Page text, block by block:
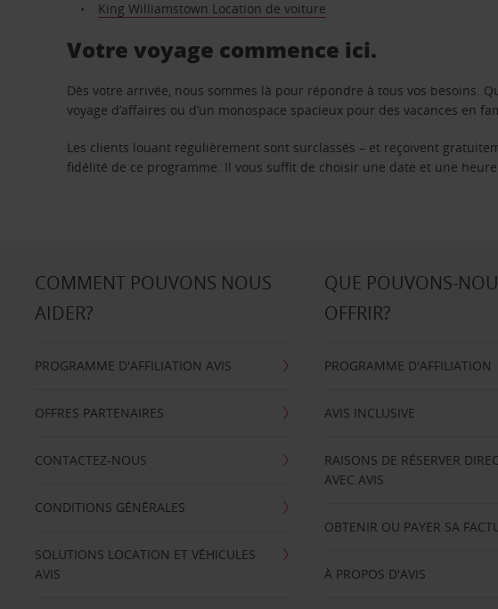
King Williamstown Location de voiture
Votre voyage commence ici.
Dès votre arrivée, nous sommes là pour répondre à tous vos besoins.
voyage d’affaires ou d’un monospace spacieux pour des vacances en
Les clients louant régulièrement sont surclassés – et reçoivent
fidélité de ce programme. Il vous suffit de choisir une date et une
COMMENT POUVONS NOUS
AIDER?
PROGRAMME D'AFFILIATION AVIS
OFFRES PARTENAIRES
CONTACTEZ-NOUS
CONDITIONS GÉNÉRALES
SOLUTIONS LOCATION ET VÉHICULES
AVIS
QUE POUVONS-
OFFRIR?
PROGRAMME D'AFFILIATION
AVIS INCLUSIVE
RAISONS DE RÉSERVER
AVEC AVIS
OBTENIR OU PAYER SA
À PROPOS D'AVIS